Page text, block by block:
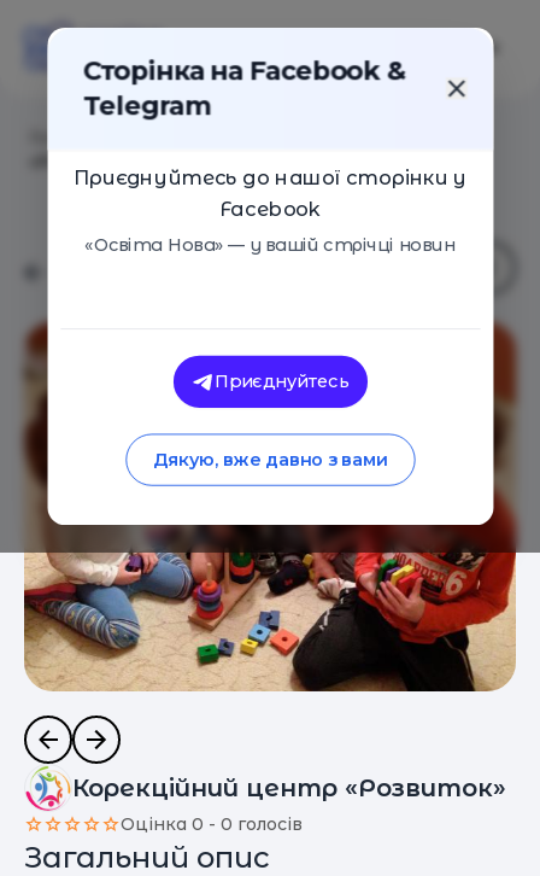
Корекційний центр «Розвиток»
Оцінка 0 - 0 голосів
Загальний опис
Сторінка на Facebook &
Telegram
Приєднуйтесь до нашої сторінки у
Facebook
«Освіта Нова» — у вашій стрічці новин
Приєднуйтесь
Дякую, вже давно з вами